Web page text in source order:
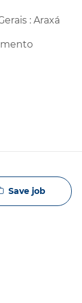
: Araxá
Save job